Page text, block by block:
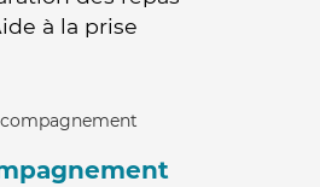
à la prise